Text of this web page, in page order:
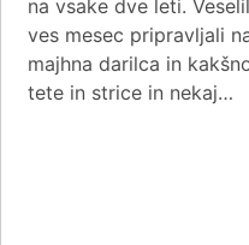
na vsake dve leti.
ves mesec pripravljali
majhna darilca in
tete in strice in nekaj…